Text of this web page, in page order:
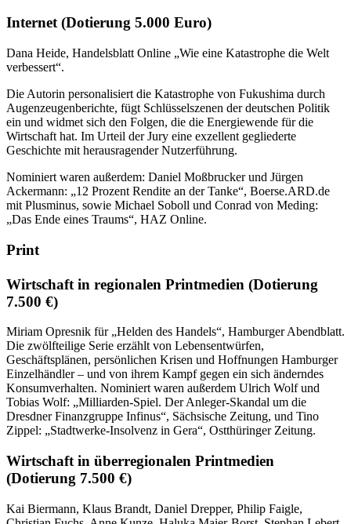
Internet(Dotierung 5.000 Euro)
Dana Heide, Handelsblatt Online „Wie eine Katastrophe die Welt
verbessert“.
Die Autorin personalisiert die Katastrophe von Fukushima durch
Augenzeugenberichte, fügt Schlüsselszenen der deutschen Politik
ein und widmet sich den Folgen, die die Energiewende für die
Wirtschaft hat. Im Urteil der Jury eine exzellent gegliederte
Geschichte mit herausragender Nutzerführung.
Nominiert waren außerdem: Daniel Moßbrucker und Jürgen
Ackermann: „12 Prozent Rendite an der Tanke“, Boerse.ARD.de
mit Plusminus, sowie Michael Soboll und Conrad von Meding:
„Das Ende eines Traums“, HAZ Online.
Print
Wirtschaft in regionalen Printmedien (Dotierung
7.500 €)
Miriam Opresnik für „Helden des Handels“, Hamburger Abendblatt.
Die zwölfteilige Serie erzählt von Lebensentwürfen,
Geschäftsplänen, persönlichen Krisen und Hoffnungen Hamburger
Einzelhändler – und von ihrem Kampf gegen ein sich änderndes
Konsumverhalten. Nominiert waren außerdem Ulrich Wolf und
Tobias Wolf: „Milliarden-Spiel. Der Anleger-Skandal um die
Dresdner Finanzgruppe Infinus“, Sächsische Zeitung, und Tino
Zippel: „Stadtwerke-Insolvenz in Gera“, Ostthüringer Zeitung.
Wirtschaft in überregionalen Printmedien
(Dotierung 7.500 €)
Kai Biermann, Klaus Brandt, Daniel Drepper, Philip Faigle,